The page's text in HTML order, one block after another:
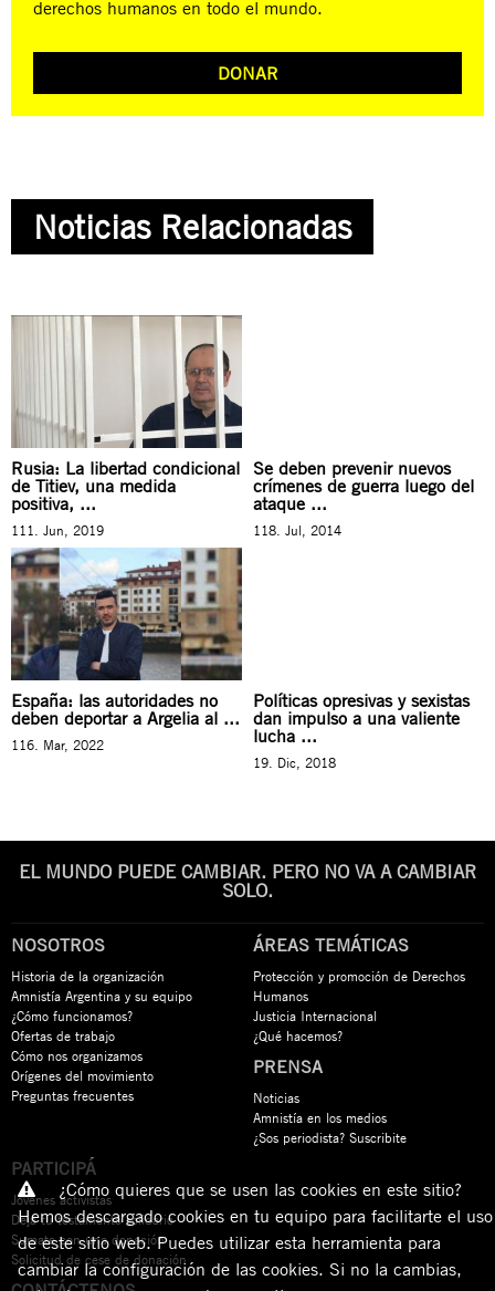
derechos humanos en todo el mundo.
DONAR
Noticias Relacionadas
Rusia: La libertad condicional
de Titiev, una medida
positiva, ...
111. Jun, 2019
Se deben prevenir nuevos
crímenes de guerra luego del
ataque ...
118. Jul, 2014
España: las autoridades no
deben deportar a Argelia al ...
116. Mar, 2022
Políticas opresivas y sexistas
dan impulso a una valiente
lucha ...
19. Dic, 2018
EL MUNDO PUEDE CAMBIAR. PERO NO VA A CAMBIAR
SOLO.
NOSOTROS
Historia de la organización
Amnistía Argentina y su equipo
¿Cómo funcionamos?
Ofertas de trabajo
Cómo nos organizamos
Orígenes del movimiento
Preguntas frecuentes
ÁREAS TEMÁTICAS
Protección y promoción de Derechos
Humanos
Justicia Internacional
¿Qué hacemos?
PRENSA
Noticias
Amnistía en los medios
¿Sos periodista? Suscribite
PARTICIPÁ
Jóvenes activistas
Dejá tu testamento solidario
Sumate con una donación
Solicitud de cese de donación
¿Cómo quieres que se usen las cookies en este sitio?
Hemos descargado cookies en tu equipo para facilitarte el uso
de este sitio web. Puedes utilizar esta herramienta para
cambiar la configuración de las cookies. Si no la cambias,